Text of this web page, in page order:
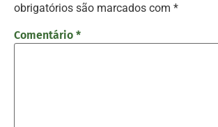
obrigatórios são marcados com *
Comentário *